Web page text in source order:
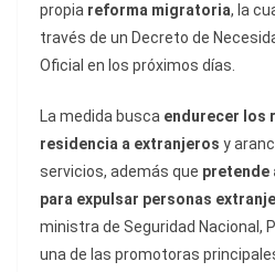
propia reforma migratoria, la
través de un Decreto de
Oficial en los próximos días.
La medida busca endurecer los
residencia a extranjeros y
servicios, además que pretende
para expulsar personas
ministra de Seguridad Nacional,
una de las promotoras